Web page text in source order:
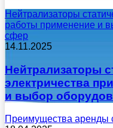
Нейтрализаторы
работы применение и
сфер
14.11.2025
Нейтрализаторы
электричества
и выбор
Преимущества аренды